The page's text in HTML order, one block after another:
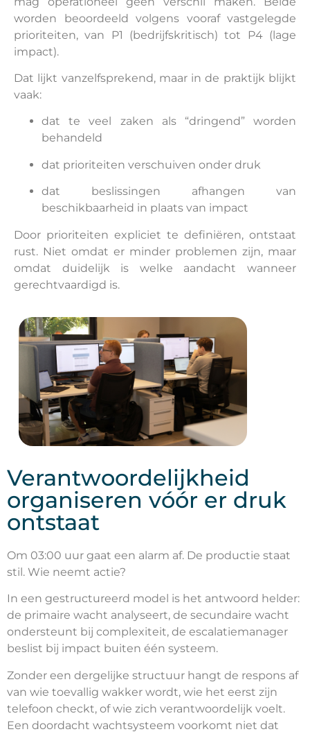
worden beoordeeld volgens vooraf vastgelegde
prioriteiten, van P1 (bedrijfskritisch) tot P4 (lage
impact).
Dat lijkt vanzelfsprekend, maar in de praktijk blijkt
vaak:
dat te veel zaken als “dringend” worden
behandeld
dat prioriteiten verschuiven onder druk
dat beslissingen afhangen van
beschikbaarheid in plaats van impact
Door prioriteiten expliciet te definiëren, ontstaat
rust. Niet omdat er minder problemen zijn, maar
omdat duidelijk is welke aandacht wanneer
gerechtvaardigd is.
Verantwoordelijkheid
organiseren vóór er druk
ontstaat
Om 03:00 uur gaat een alarm af. De productie staat
stil. Wie neemt actie?
In een gestructureerd model is het antwoord helder:
de primaire wacht analyseert, de secundaire wacht
ondersteunt bij complexiteit, de escalatiemanager
beslist bij impact buiten één systeem.
Zonder een dergelijke structuur hangt de respons af
van wie toevallig wakker wordt, wie het eerst zijn
telefoon checkt, of wie zich verantwoordelijk voelt.
Een doordacht wachtsysteem voorkomt niet dat